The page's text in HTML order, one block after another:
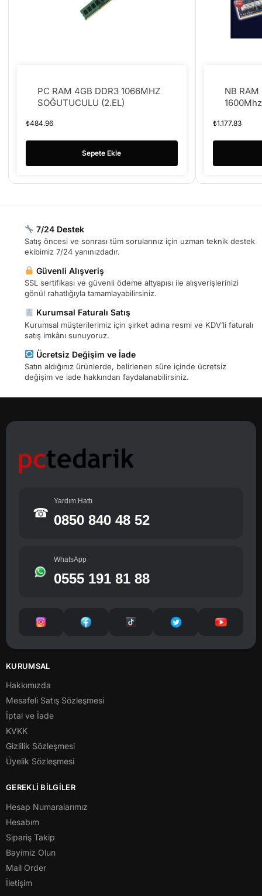
PC RAM 4GB DDR3 1066MHZ
SOĞUTUCULU (2.EL)
₺484.96
Sepete Ekle
NB
₺1.177.83
7/24 Destek
Satış öncesi ve sonrası tüm sorularınız için uzman teknik destek
ekibimiz 7/24 yanınızdadır.
Güvenli Alışveriş
SSL sertifikası ve güvenli ödeme altyapısı ile alışverişlerinizi
gönül rahatlığıyla tamamlayabilirsiniz.
Kurumsal Faturalı Satış
Kurumsal müşterilerimiz için şirket adına resmi ve KDV’li faturalı
satış imkânı sunuyoruz.
Ücretsiz Değişim ve İade
Satın aldığınız ürünlerde, belirlenen süre içinde ücretsiz
değişim ve iade hakkından faydalanabilirsiniz.
☎
Yardım Hattı
0850 840 48 52
WhatsApp
0555 191 81 88
KURUMSAL
Hakkımızda
Mesafeli Satış Sözleşmesi
İptal ve İade
KVKK
Gizlilik Sözleşmesi
Üyelik Sözleşmesi
GEREKLİ BİLGİLER
Hesap Numaralarımız
Hesabım
Sipariş Takip
Bayimiz Olun
Mail Order
İletişim